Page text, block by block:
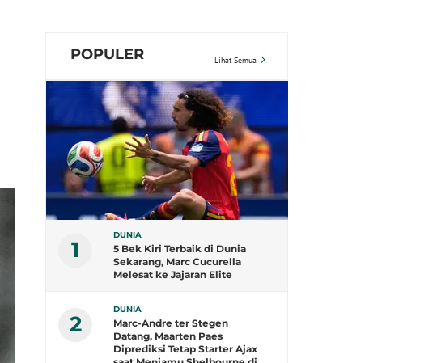
POPULER Lihat Semua
1
DUNIA
5 Bek Kiri Terbaik di Dunia
Sekarang, Marc Cucurella
Melesat ke Jajaran Elite
2
DUNIA
Marc-Andre ter Stegen
Datang, Maarten Paes
Diprediksi Tetap Starter Ajax